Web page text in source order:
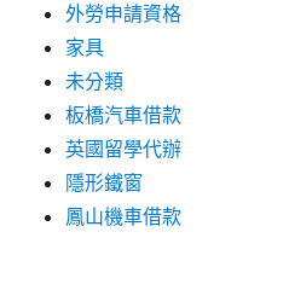
外勞申請資格
家具
未分類
板橋汽車借款
英國留學代辦
隱形鐵窗
鳳山機車借款